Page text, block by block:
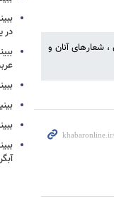
شعارهای آنان و
در